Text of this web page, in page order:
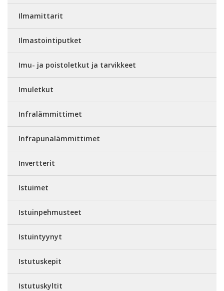
Ilmamittarit
Ilmastointiputket
Imu- ja poistoletkut ja tarvikkeet
Imuletkut
Infralämmittimet
Infrapunalämmittimet
Invertterit
Istuimet
Istuinpehmusteet
Istuintyynyt
Istutuskepit
Istutuskyltit